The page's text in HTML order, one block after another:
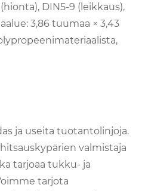
DIN5-9 (leikkaus),
3,86 tuumaa × 3,43
ja useita tuotantolinjoja.
valmistaja
tarjoaa tukku- ja
tarjota